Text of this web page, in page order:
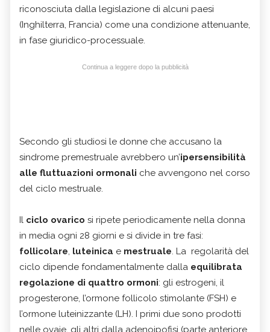
riconosciuta dalla legislazione di alcuni paesi
(Inghilterra, Francia) come una condizione attenuante,
in fase giuridico-processuale.
Continua a leggere dopo la pubblicità
Secondo gli studiosi le donne che accusano la
sindrome premestruale avrebbero un’ipersensibilità
alle fluttuazioni ormonali che avvengono nel corso
del ciclo mestruale.
Il ciclo ovarico si ripete periodicamente nella donna
in media ogni 28 giorni e si divide in tre fasi:
follicolare, luteinica e mestruale. La regolarità del
ciclo dipende fondamentalmente dalla equilibrata
regolazione di quattro ormoni: gli estrogeni, il
progesterone, l’ormone follicolo stimolante (FSH) e
l’ormone luteinizzante (LH). I primi due sono prodotti
nelle ovaie, gli altri dalla adenoipofisi (parte anteriore